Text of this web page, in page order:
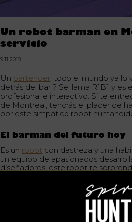
Un robot barman en
servicio
9.11.2018
Un bartender, todo el mundo ya lo
detrás del bar ? Se llama R1B1 y
profesional e interactivo. Si te
de Montreal, tendrás el placer de
por este simpático robot
El barman del futuro hoy
Es un robot con destreza y una
un equipo de apasionados
diseñadores, este robot te
con habilidad mientras mantiene
clientes. Y no se trata solo de hacer
dudas sobre un cóctel u otro,
También sabe cómo crear el